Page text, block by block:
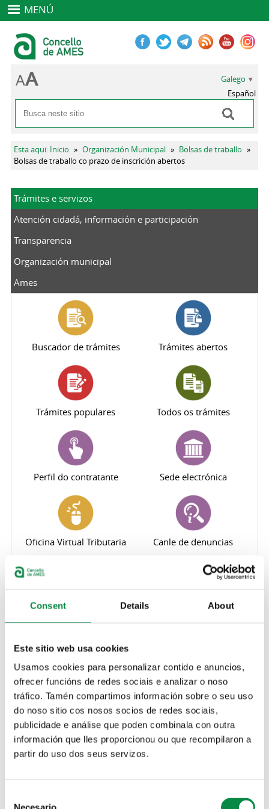
Consent Details About
Este sitio web usa cookies
Usamos cookies para personalizar contido e anuncios,
ofrecer funcións de redes sociais e analizar o noso
tráfico. Tamén compartimos información sobre o seu uso
do noso sitio cos nosos socios de redes sociais,
publicidade e análise que poden combinala con outra
información que lles proporcionou ou que recompilaron a
partir do uso dos seus servizos.
MENÚ
Formulario de busca
Buscar
Galego
Español
Vostede está aquí
Esta aqui: Inicio » Organización Municipal » Bolsas de traballo »
Bolsas de traballo co prazo de inscrición abertos
Trámites e servizos
Atención cidadá, información e participación
Transparencia
Organización municipal
Ames
Buscador de trámites Trámites abertos
Trámites populares Todos os trámites
Perfil do contratante Sede electrónica
Oficina Virtual Tributaria Canle de denuncias
Solicitude de praza nas Escolas infantís municipais
Bolsas de traballo
Procesos co
prazo de
inscrición
abertos
Procesos en
desenvolvemento
Procesos
rematados
Bolsas de
traballo
vixentes para a
cobertura
Bolsas de